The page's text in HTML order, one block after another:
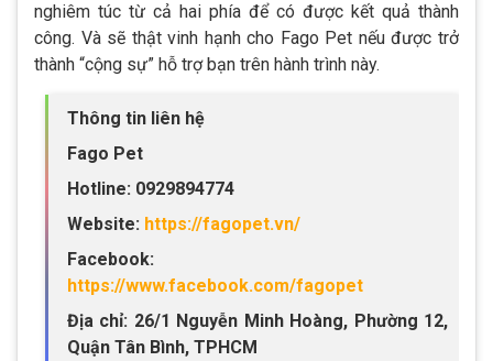
nghiêm túc từ cả hai phía để có được kết quả thành
công. Và sẽ thật vinh hạnh cho Fago Pet nếu được trở
thành “cộng sự” hỗ trợ bạn trên hành trình này.
Thông tin liên hệ
Fago Pet
Hotline: 0929894774
Website: https://fagopet.vn/
Facebook:
https://www.facebook.com/fagopet
Địa chỉ: 26/1 Nguyễn Minh Hoàng, Phường 12,
Quận Tân Bình, TPHCM